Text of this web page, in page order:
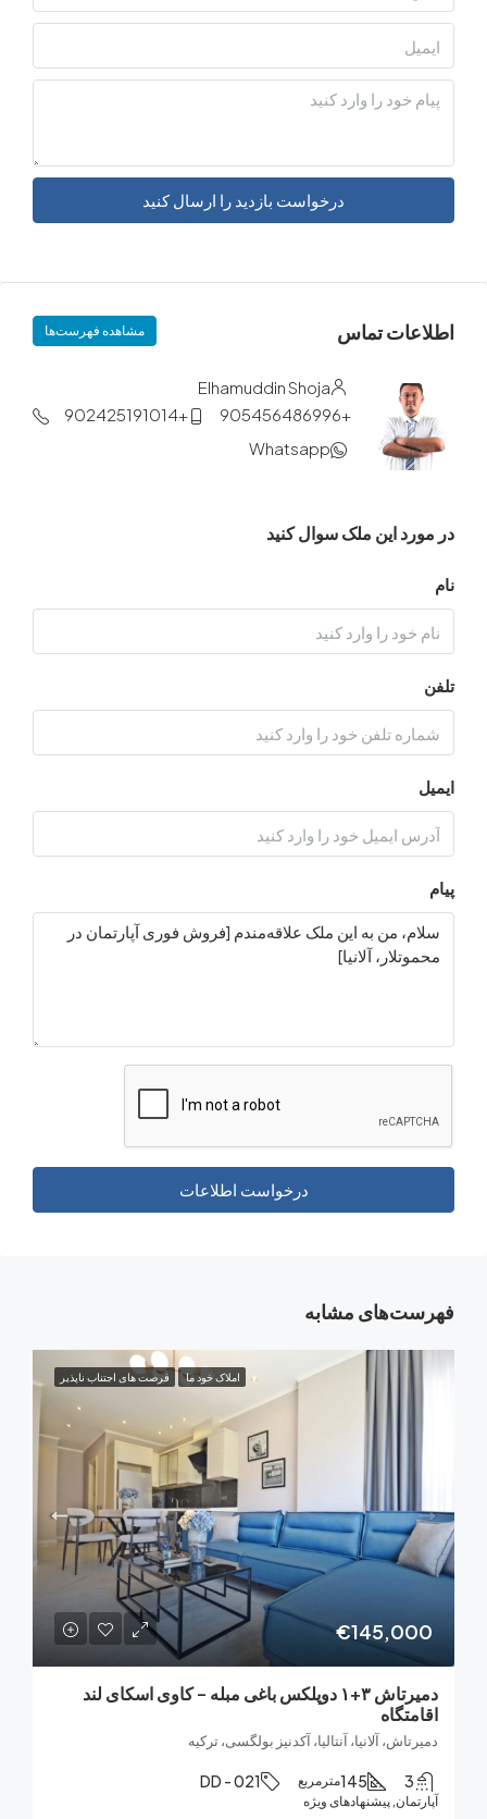
درخواست بازدید را ارسال کنید
تماس مشاهده فهرست‌ها
Elhamuddin Shoja
+902425191014
+905456486996
Whatsapp
این ملک سوال کنید
درخواست اطلاعات
مشابه
املاک خود ما فرصت های اجتناب ناپذیر
دمیرتاش ۳+۱ دوپلکس باغی مبله – کاوی اسکای لند
آلانیا، آنتالیا، آکدنیز بولگسی، ترکیه
145 مترمربع DD - 021
پیشنهادهای ویژه